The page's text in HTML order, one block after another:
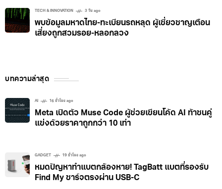
TECH & INNOVATION 3 วัน ago
พบข้อมูลมหาดไทย-ทะเบียนรถหลุด ผู้เชี่ยวชาญเตือน
เสี่ยงถูกสวมรอย-หลอกลวง
บทความล่าสุด
AI 16 ชั่วโมง ago
Meta เปิดตัว Muse Code ผู้ช่วยเขียนโค้ด AI ท้าชนคู่
แข่งด้วยราคาถูกกว่า 10 เท่า
GADGET 19 ชั่วโมง ago
หมดปัญหาทำแบตกล้องหาย! TagBatt แบตที่รองรับ
Find My ชาร์จตรงผ่าน USB-C